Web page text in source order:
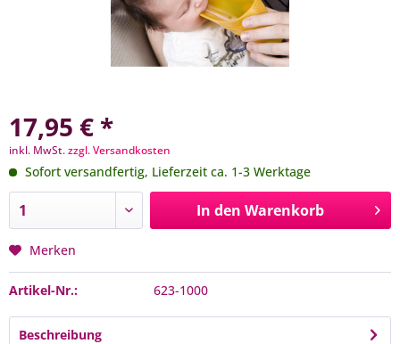
17,95 € *
inkl. MwSt.zzgl. Versandkosten
Sofort versandfertig, Lieferzeit ca. 1-3 Werktage
In den Warenkorb
Merken
Artikel-Nr.: 623-1000
Beschreibung